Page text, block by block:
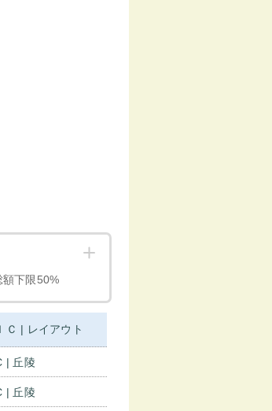
下限50%
Ｃ | レイアウト
| 丘陵
| 丘陵